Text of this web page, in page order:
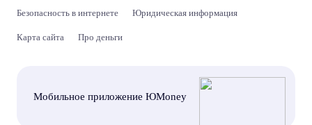
Безопасность в интернете Юридическая информация
Карта сайта Про деньги
Мобильное приложение ЮMoney